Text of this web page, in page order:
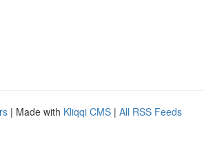
| Made with Kliqqi CMS | All RSS Feeds